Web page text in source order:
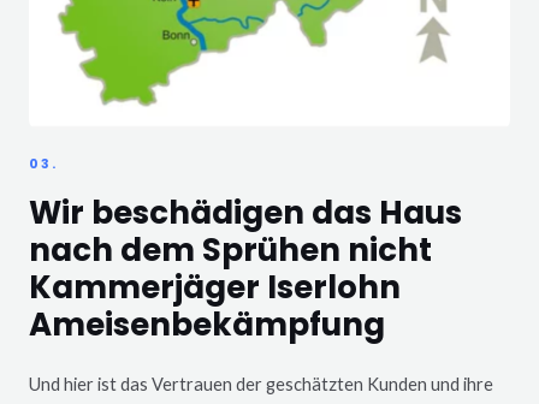
03.
Wir beschädigen das Haus
nach dem Sprühen nicht
Kammerjäger Iserlohn
Ameisenbekämpfung
Und hier ist das Vertrauen der geschätzten Kunden und ihre